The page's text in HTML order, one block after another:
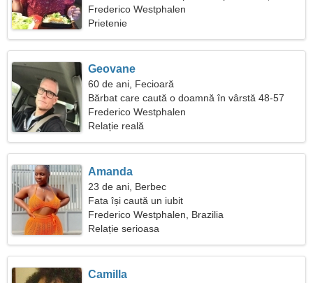
Frederico Westphalen
Prietenie
Geovane
60 de ani, Fecioară
Bărbat care caută o doamnă în vârstă 48-57
Frederico Westphalen
Relație reală
Amanda
23 de ani, Berbec
Fata își caută un iubit
Frederico Westphalen, Brazilia
Relație serioasa
Camilla